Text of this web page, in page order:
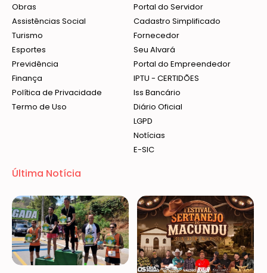
Obras
Assistências Social
Turismo
Esportes
Previdência
Finança
Política de Privacidade
Termo de Uso
Portal do Servidor
Cadastro Simplificado
Fornecedor
Seu Alvará
Portal do Empreendedor
IPTU - CERTIDÕES
Iss Bancário
Diário Oficial
LGPD
Notícias
E-SIC
Última Notícia